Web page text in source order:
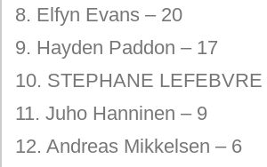
8. Elfyn Evans – 20
9. Hayden Paddon – 17
10. STEPHANE LEFEBVRE
11. Juho Hanninen – 9
12. Andreas Mikkelsen – 6